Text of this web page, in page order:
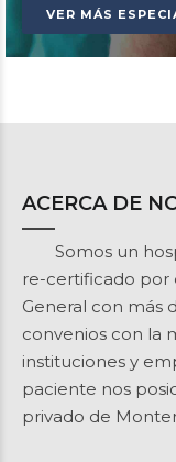
VER MÁS
ACERCA DE
Somos un
re-certificado por
General con más
convenios con la
instituciones y
paciente nos
privado de